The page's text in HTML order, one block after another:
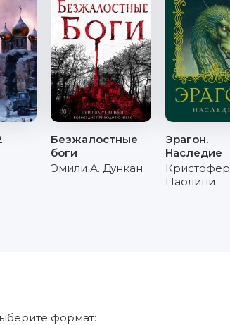
Безжалостные
боги
Эмили А. Дункан
Эрагон.
Наследие
Кристофер
Паолини
формат: